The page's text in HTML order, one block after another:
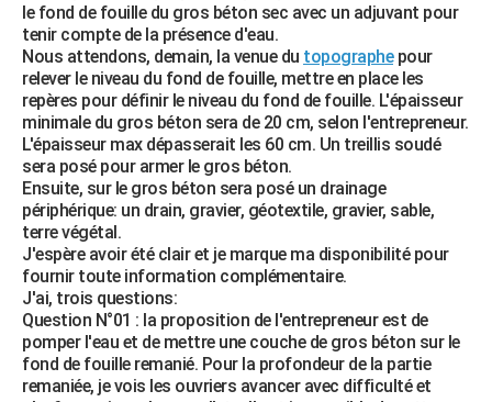
le fond de fouille du gros béton sec avec un adjuvant pour
tenir compte de la présence d'eau.
Nous attendons, demain, la venue du topographepour
relever le niveau du fond de fouille, mettre en place les
repères pour définir le niveau du fond de fouille. L'épaisseur
minimale du gros béton sera de 20 cm, selon l'entrepreneur.
L'épaisseur max dépasserait les 60 cm. Un treillis soudé
sera posé pour armer le gros béton.
Ensuite, sur le gros béton sera posé un drainage
périphérique: un drain, gravier, géotextile, gravier, sable,
terre végétal.
J'espère avoir été clair et je marque ma disponibilité pour
fournir toute information complémentaire.
J'ai, trois questions:
Question N°01 : la proposition de l'entrepreneur est de
pomper l'eau et de mettre une couche de gros béton sur le
fond de fouille remanié. Pour la profondeur de la partie
remaniée, je vois les ouvriers avancer avec difficulté et